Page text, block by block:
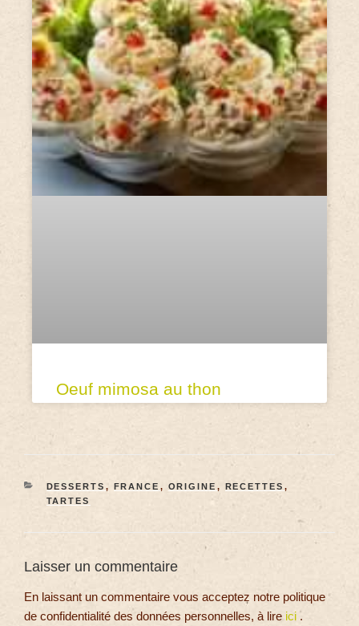
Oeuf mimosa au thon
DESSERTS , FRANCE , ORIGINE , RECETTES ,
TARTES
Laisser un commentaire
En laissant un commentaire vous acceptez notre politique
de confidentialité des données personnelles, à lire ici .